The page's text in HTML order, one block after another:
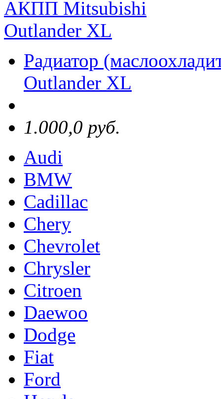
Радиатор
Outlander XL
1.000,0 руб.
Audi
BMW
Cadillac
Chery
Chevrolet
Chrysler
Citroen
Daewoo
Dodge
Fiat
Ford